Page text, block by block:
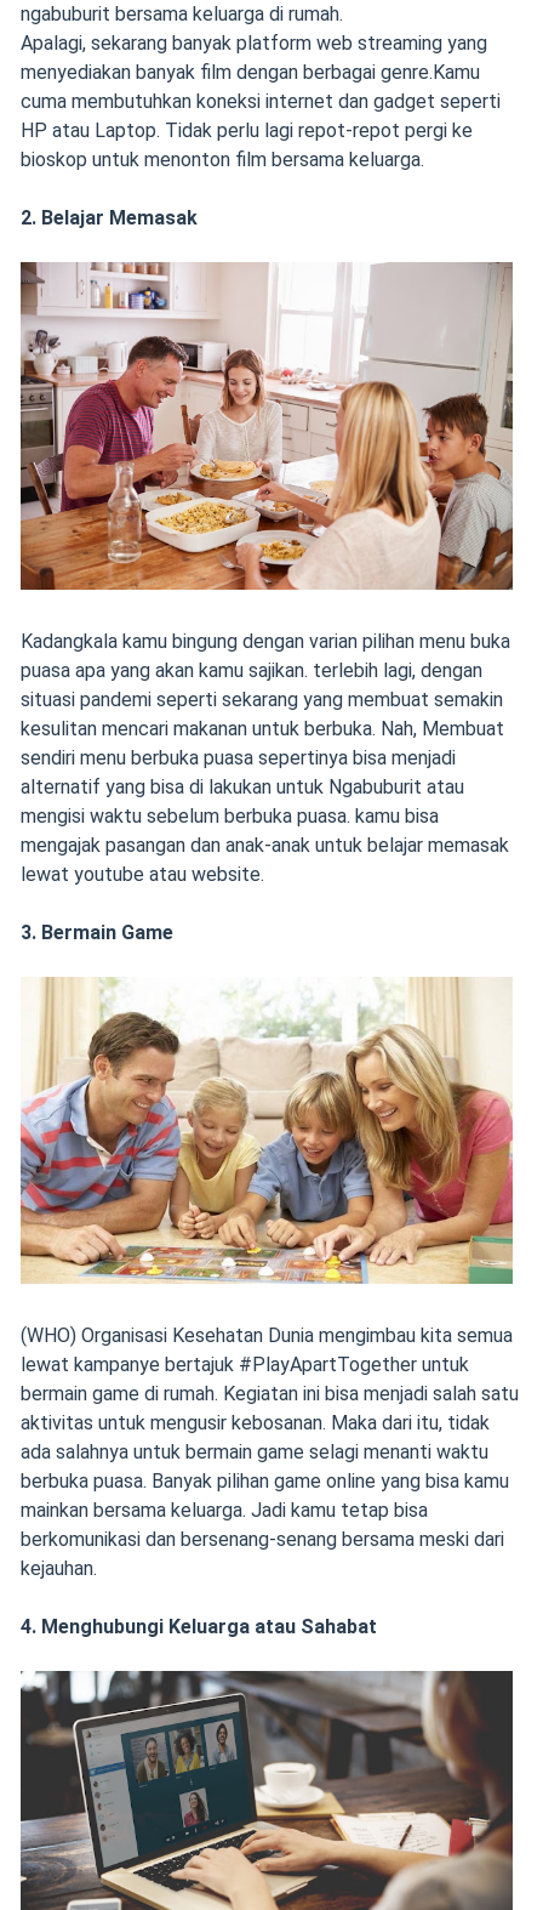
ngabuburit bersama keluarga di rumah.
Apalagi, sekarang banyak platform web streaming yang
menyediakan banyak film dengan berbagai genre.Kamu
cuma membutuhkan koneksi internet dan gadget seperti
HP atau Laptop. Tidak perlu lagi repot-repot pergi ke
bioskop untuk menonton film bersama keluarga.
2. Belajar Memasak
Kadangkala kamu bingung dengan varian pilihan menu buka
puasa apa yang akan kamu sajikan. terlebih lagi, dengan
situasi pandemi seperti sekarang yang membuat semakin
kesulitan mencari makanan untuk berbuka. Nah, Membuat
sendiri menu berbuka puasa sepertinya bisa menjadi
alternatif yang bisa di lakukan untuk Ngabuburit atau
mengisi waktu sebelum berbuka puasa. kamu bisa
mengajak pasangan dan anak-anak untuk belajar memasak
lewat youtube atau website.
3. Bermain Game
(WHO) Organisasi Kesehatan Dunia mengimbau kita semua
lewat kampanye bertajuk #PlayApartTogether untuk
bermain game di rumah. Kegiatan ini bisa menjadi salah satu
aktivitas untuk mengusir kebosanan. Maka dari itu, tidak
ada salahnya untuk bermain game selagi menanti waktu
berbuka puasa. Banyak pilihan game online yang bisa kamu
mainkan bersama keluarga. Jadi kamu tetap bisa
berkomunikasi dan bersenang-senang bersama meski dari
kejauhan.
4. Menghubungi Keluarga atau Sahabat